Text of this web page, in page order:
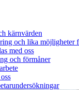
kärnvärden
och lika möjligheter
med oss
och förmåner